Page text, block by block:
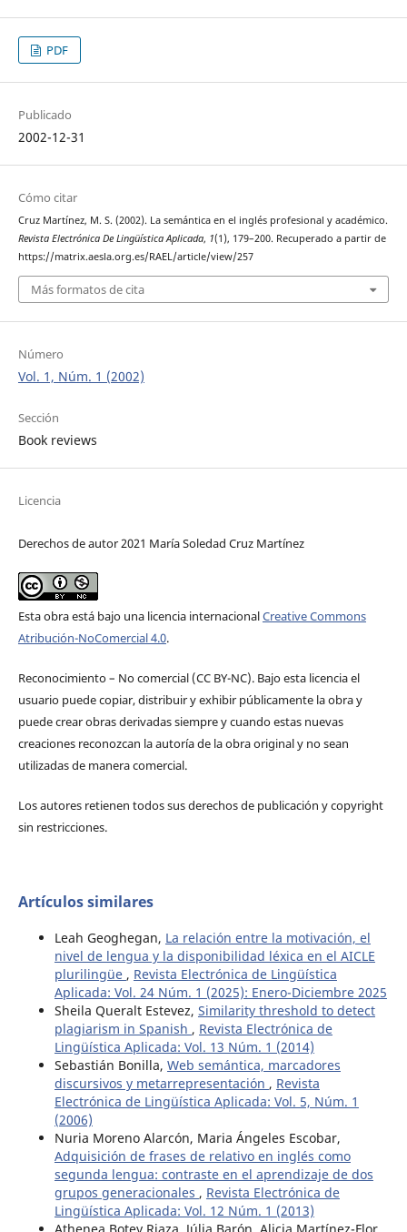
PDF
Publicado
2002-12-31
Cómo citar
Cruz Martínez, M. S. (2002). La semántica en el inglés profesional y académico.
Revista Electrónica De Lingüística Aplicada, 1(1), 179–200. Recuperado a partir de
https://matrix.aesla.org.es/RAEL/article/view/257
Más formatos de cita
Número
Vol. 1, Núm. 1 (2002)
Sección
Book reviews
Licencia
Derechos de autor 2021 María Soledad Cruz Martínez
Esta obra está bajo una licencia internacionalCreative Commons
Atribución-NoComercial 4.0.
Reconocimiento – No comercial (CC BY-­NC). Bajo esta licencia el
usuario puede copiar, distribuir y exhibir públicamente la obra y
puede crear obras derivadas siempre y cuando estas nuevas
creaciones reconozcan la autoría de la obra original y no sean
utilizadas de manera comercial.
Los autores retienen todos sus derechos de publicación y copyright
sin restricciones.
Artículos similares
Leah Geoghegan, La relación entre la motivación, el
nivel de lengua y la disponibilidad léxica en el AICLE
plurilingüe , Revista Electrónica de Lingüística
Aplicada: Vol. 24 Núm. 1 (2025): Enero-Diciembre 2025
Sheila Queralt Estevez, Similarity threshold to detect
plagiarism in Spanish , Revista Electrónica de
Lingüística Aplicada: Vol. 13 Núm. 1 (2014)
Sebastián Bonilla, Web semántica, marcadores
discursivos y metarrepresentación , Revista
Electrónica de Lingüística Aplicada: Vol. 5, Núm. 1
(2006)
Nuria Moreno Alarcón, Maria Ángeles Escobar,
Adquisición de frases de relativo en inglés como
segunda lengua: contraste en el aprendizaje de dos
grupos generacionales , Revista Electrónica de
Lingüística Aplicada: Vol. 12 Núm. 1 (2013)